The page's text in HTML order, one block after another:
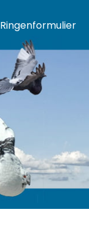
Ringenformulier